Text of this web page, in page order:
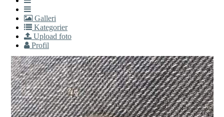
Galleri
Kategorier
Upload foto
Profil